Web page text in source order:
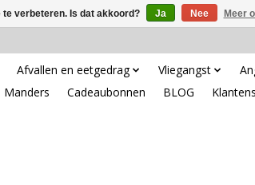
Afvallen en eetgedrag Vliegangst
Manders Cadeaubonnen BLOG
verbeteren. Is dat akkoord? Ja Nee Meer